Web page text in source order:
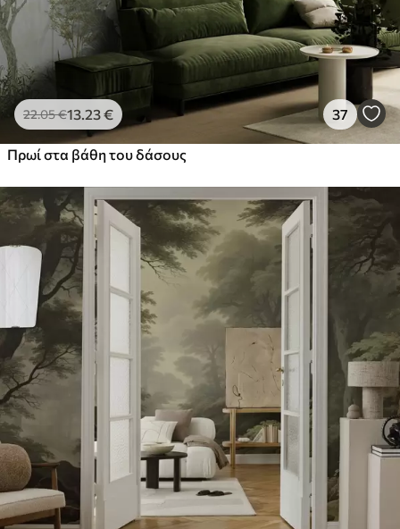
22.05€13 .23€ 37
Πρωί στα βάθη του δάσους